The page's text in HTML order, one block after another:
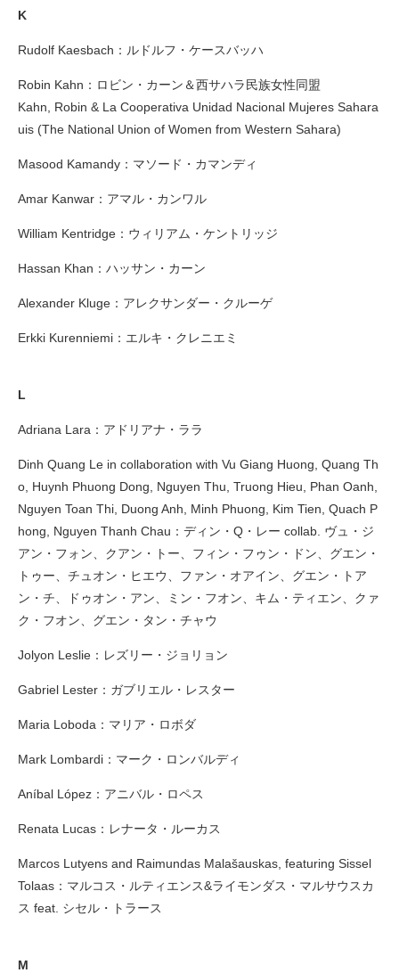
K
Rudolf Kaesbach：ルドルフ・ケースバッハ
Robin Kahn：ロビン・カーン＆西サハラ民族女性同盟
Kahn, Robin & La Cooperativa Unidad Nacional Mujeres Sahara
uis (The National Union of Women from Western Sahara)
Masood Kamandy：マソード・カマンディ
Amar Kanwar：アマル・カンワル
William Kentridge：ウィリアム・ケントリッジ
Hassan Khan：ハッサン・カーン
Alexander Kluge：アレクサンダー・クルーゲ
Erkki Kurenniemi：エルキ・クレニエミ
L
Adriana Lara：アドリアナ・ララ
Dinh Quang Le in collaboration with Vu Giang Huong, Quang Th
o, Huynh Phuong Dong, Nguyen Thu, Truong Hieu, Phan Oanh,
Nguyen Toan Thi, Duong Anh, Minh Phuong, Kim Tien, Quach P
hong, Nguyen Thanh Chau：ディン・Q・レー collab. ヴュ・ジ
アン・フォン、クアン・トー、フィン・フゥン・ドン、グエン・
トゥー、チュオン・ヒエウ、ファン・オアイン、グエン・トア
ン・チ、ドゥオン・アン、ミン・フオン、キム・ティエン、クァ
ク・フオン、グエン・タン・チャウ
Jolyon Leslie：レズリー・ジョリョン
Gabriel Lester：ガブリエル・レスター
Maria Loboda：マリア・ロボダ
Mark Lombardi：マーク・ロンバルディ
Aníbal López：アニバル・ロペス
Renata Lucas：レナータ・ルーカス
Marcos Lutyens and Raimundas Malašauskas, featuring Sissel
Tolaas：マルコス・ルティエンス&ライモンダス・マルサウスカ
ス feat. シセル・トラース
M